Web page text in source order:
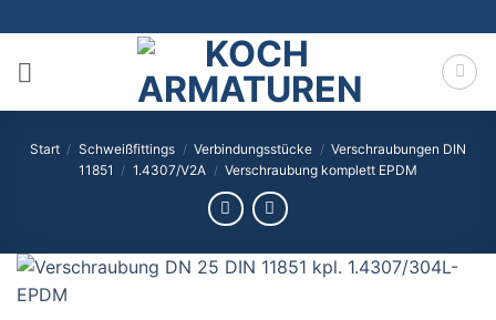
Inhalt
springen
Start / Schweißfittings / Verbindungsstücke / Verschraubungen DIN
11851 / 1.4307/V2A / Verschraubung komplett EPDM